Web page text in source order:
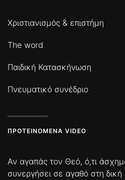
Χριστιανισμός & επιστήμη
The word
Παιδική Κατασκήνωση
Πνευματικό συνέδριο
ΠΡΟΤΕΙΝΌΜΕΝΑ VIDEO
Αν αγαπάς τον Θεό, ό,τι
συνεργήσει σε αγαθό στη